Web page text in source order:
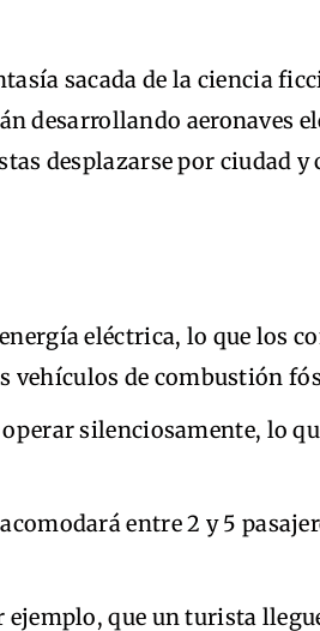
sacada de la ciencia
desarrollando aeronaves
desplazarse por ciudad y
eléctrica, lo que los
vehículos de combustión
silenciosamente, lo
entre 2 y 5
que un turista